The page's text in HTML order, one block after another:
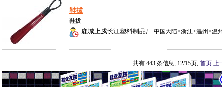
鞋拔
鞋拔
鹿城上戍长江塑料制品厂 中国大陆>浙江>温州>温
共有 443 条信息, 12/15页, 首页 上